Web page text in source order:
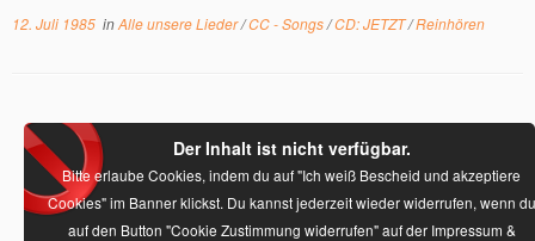
12. Juli 1985 inAlle unsere Lieder/CC - Songs/CD: JETZT/Reinhören
Der Inhalt ist nicht verfügbar.
Bitte erlaube Cookies, indem du auf "Ich weiß Bescheid und akzeptiere
Cookies" im Banner klickst. Du kannst jederzeit wieder widerrufen, wenn du
auf den Button "Cookie Zustimmung widerrufen" auf der Impressum &